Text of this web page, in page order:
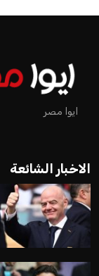
إنفانتينو
عمر إبراهيم